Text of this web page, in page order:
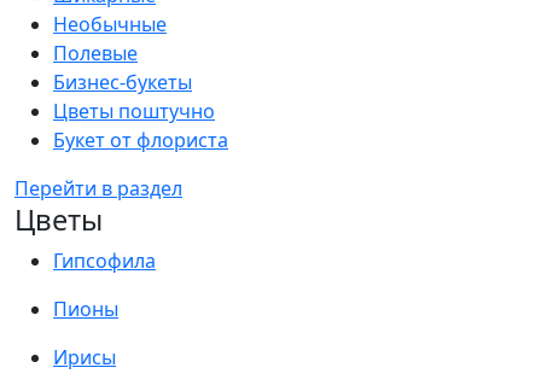
Необычные
Полевые
Бизнес-букеты
Цветы поштучно
Букет от флориста
Перейти в раздел
Цветы
Гипсофила
Пионы
Ирисы